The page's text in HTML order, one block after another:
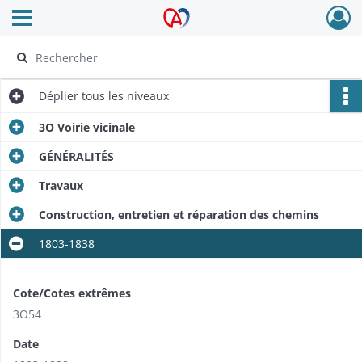
Archives Alsace - Colmar
Ouvrir le menu déroulant
Déplier tous les niveaux
3O Voirie vicinale
GÉNÉRALITÉS
Travaux
Construction, entretien et réparation des chemins
1803-1838
Cote/Cotes extrêmes
3O54
Date